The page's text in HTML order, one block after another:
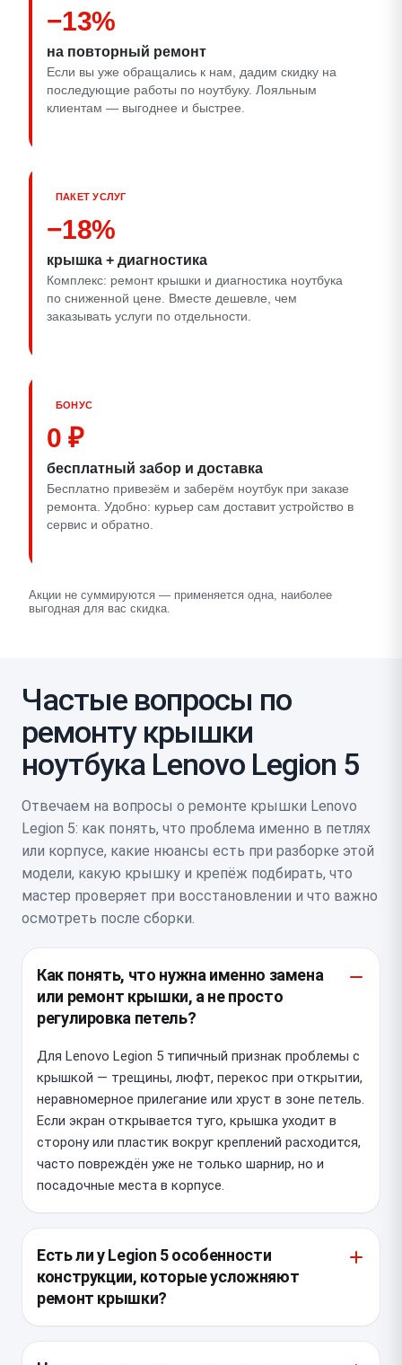
−13%
на повторный ремонт
Если вы уже обращались к нам, дадим скидку на
последующие работы по ноутбуку. Лояльным
клиентам — выгоднее и быстрее.
ПАКЕТ УСЛУГ
−18%
крышка + диагностика
Комплекс: ремонт крышки и диагностика ноутбука
по сниженной цене. Вместе дешевле, чем
заказывать услуги по отдельности.
БОНУС
0 ₽
бесплатный забор и доставка
Бесплатно привезём и заберём ноутбук при заказе
ремонта. Удобно: курьер сам доставит устройство в
сервис и обратно.
Акции не суммируются — применяется одна, наиболее
выгодная для вас скидка.
Частые вопросы по
ремонту крышки
ноутбука Lenovo Legion 5
Отвечаем на вопросы о ремонте крышки Lenovo
Legion 5: как понять, что проблема именно в петлях
или корпусе, какие нюансы есть при разборке этой
модели, какую крышку и крепёж подбирать, что
мастер проверяет при восстановлении и что важно
осмотреть после сборки.
Как понять, что нужна именно замена
или ремонт крышки, а не просто
регулировка петель?
Для Lenovo Legion 5 типичный признак проблемы с
крышкой — трещины, люфт, перекос при открытии,
неравномерное прилегание или хруст в зоне петель.
Если экран открывается туго, крышка уходит в
сторону или пластик вокруг креплений расходится,
часто повреждён уже не только шарнир, но и
посадочные места в корпусе.
Есть ли у Legion 5 особенности
конструкции, которые усложняют
ремонт крышки?